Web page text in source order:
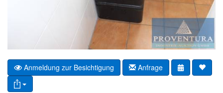
Anmeldung zur Besichtigung Anfrage